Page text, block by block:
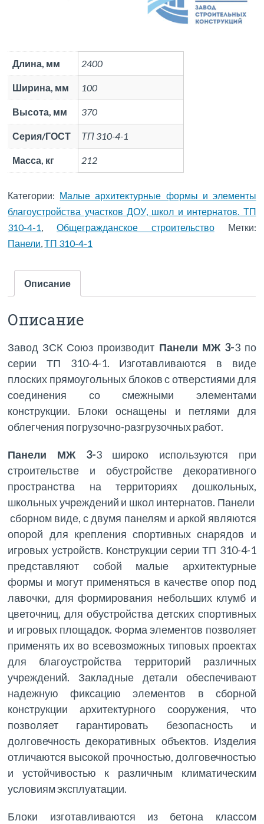
Длина, мм 2400
Ширина, мм 100
Высота, мм 370
Серия/ГОСТ ТП 310-4-1
Масса, кг 212
Категории: Малые архитектурные формы и элементы
благоустройства участков ДОУ, школ и интернатов. ТП
310-4-1,Общегражданское строительство
Метки:
Панели,ТП 310-4-1
Описание
Описание
Завод ЗСК Союз производит Панели МЖ 3-3по
серии ТП 310-4-1. Изготавливаются в виде
плоских прямоугольных блоков с отверстиями для
соединения со смежными элементами
конструкции. Блоки оснащены и петлями для
облегчения погрузочно-разгрузочных работ.
Панели МЖ 3-3широко используются при
строительстве и обустройстве декоративного
пространства на территориях дошкольных,
школьных учреждений и школ интернатов. Панели
сборном виде, с двумя панелям и аркой являются
опорой для крепления спортивных снарядов и
игровых устройств. Конструкции серии ТП 310-4-1
представляют собой малые архитектурные
формы и могут применяться в качестве опор под
лавочки, для формирования небольших клумб и
цветочниц, для обустройства детских спортивных
и игровых площадок. Форма элементов позволяет
применять их во всевозможных типовых проектах
для благоустройства территорий различных
учреждений. Закладные детали обеспечивают
надежную фиксацию элементов в сборной
конструкции архитектурного сооружения, что
позволяет гарантировать безопасность и
долговечность декоративных объектов. Изделия
отличаются высокой прочностью, долговечностью
и устойчивостью к различным климатическим
условиям эксплуатации.
Блоки изготавливаются из бетона классом